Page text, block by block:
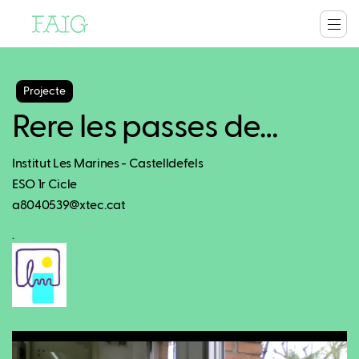
Projecte
Rere les passes de…
Institut Les Marines - Castelldefels
ESO 1r Cicle
a8040539@xtec.cat
.